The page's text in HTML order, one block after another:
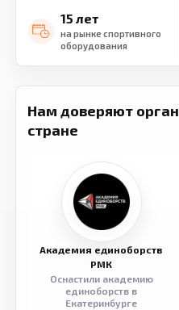
15 лет
на рынке спортивного
оборудования
Нам доверяют
стране
Академия единоборств
РМК
Оснастили академию
единоборств в
Екатеринбурге